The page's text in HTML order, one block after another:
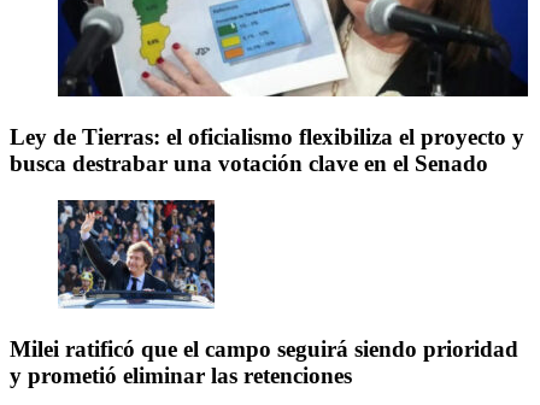
Ley de Tierras: el oficialismo flexibiliza el proyecto y
busca destrabar una votación clave en el Senado
Milei ratificó que el campo seguirá siendo prioridad
y prometió eliminar las retenciones